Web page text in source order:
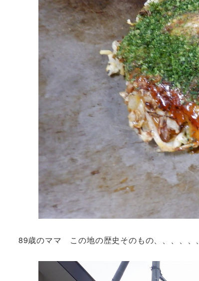
89歳のママ この地の歴史そのもの、、、、、、